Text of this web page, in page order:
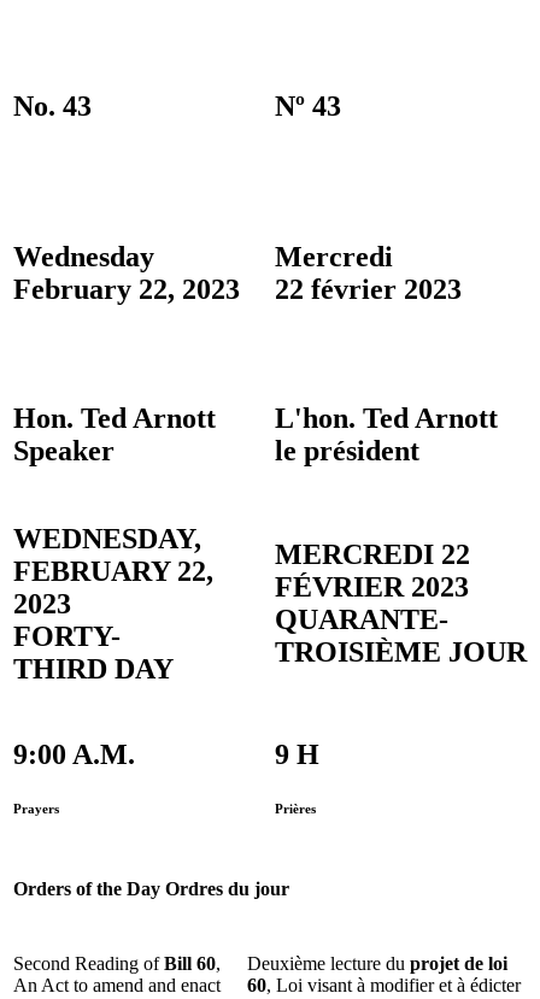
No. 43 Nº 43
Wednesday
February 22, 2023
Mercredi
22 février 2023
Hon. Ted Arnott
Speaker
L'hon. Ted Arnott
le président
WEDNESDAY,
FEBRUARY 22,
2023
FORTY-
THIRD DAY
MERCREDI 22
FÉVRIER 2023
QUARANTE-
TROISIÈME JOUR
9:00 A.M.
Prayers
9 H
Prières
Orders of the Day Ordres du jour
Second Reading ofBill 60,
An Act to amend and enact
Deuxième lecture du projet de loi
60, Loi visant à modifier et à édicter